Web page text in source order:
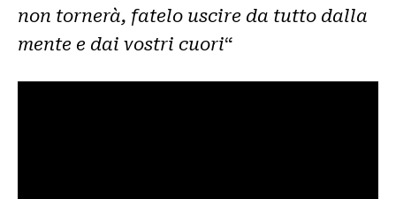
non tornerà, fatelo uscire da tutto dalla
mente e dai vostri cuori“